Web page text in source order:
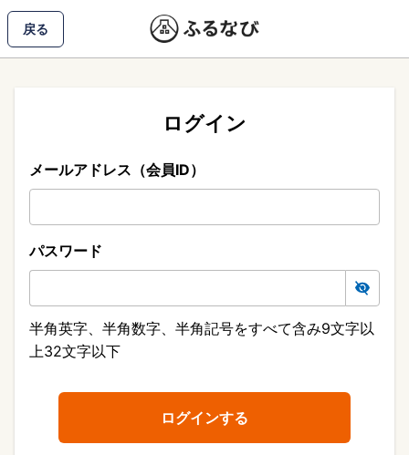
戻る
ログイン
メールアドレス（会員ID）
パスワード
半角英字、半角数字、半角記号をすべて含み9文字以
上32文字以下